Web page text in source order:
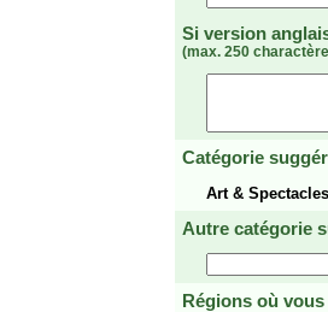
Si version
(max. 250
Catégorie
Art &
Autre catégorie
Régions où